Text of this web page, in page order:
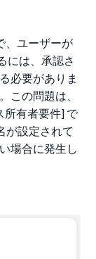
、ユーザーが
には、承認さ
必要がありま
この問題は、
所有者要件] で
が設定されて
場合に発生し